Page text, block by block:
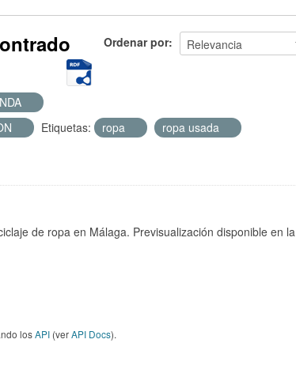
Ordenar por
Etiquetas: ropa
ropa usada
de ropa en Málaga. Previsualización disponible en la
losAPI (verAPI Docs).